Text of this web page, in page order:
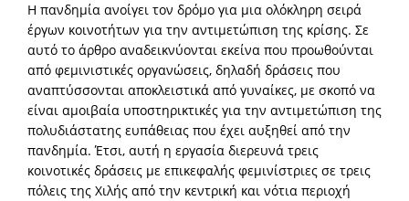
Η πανδημία ανοίγει τον δρόμο για μια ολόκληρη σειρά
έργων κοινοτήτων για την αντιμετώπιση της κρίσης. Σε
αυτό το άρθρο αναδεικνύονται εκείνα που προωθούνται
από φεμινιστικές οργανώσεις, δηλαδή δράσεις που
αναπτύσσονται αποκλειστικά από γυναίκες, με σκοπό να
είναι αμοιβαία υποστηρικτικές για την αντιμετώπιση της
πολυδιάστατης ευπάθειας που έχει αυξηθεί από την
πανδημία. Έτσι, αυτή η εργασία διερευνά τρεις
κοινοτικές δράσεις με επικεφαλής φεμινίστριες σε τρεις
πόλεις της Χιλής από την κεντρική και νότια περιοχή